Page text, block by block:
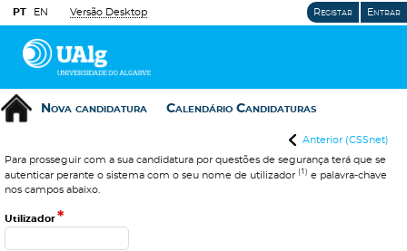
PT EN Versão Desktop Registar Entrar
Nova candidatura Calendário Candidaturas
Anterior (CSSnet)
Para prosseguir com a sua candidatura por questões de segurança terá que se
autenticar perante o sistema com o seu nome de utilizador (1) e palavra-chave
nos campos abaixo.
Utilizador*